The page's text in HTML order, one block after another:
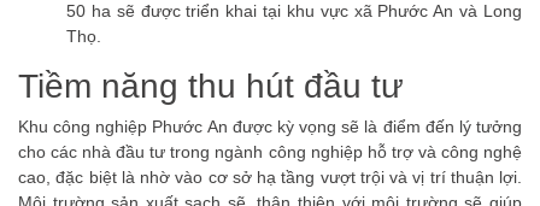
50 ha sẽ được triển khai tại khu vực xã Phước An và Long
Thọ.
Tiềm năng thu hút đầu tư
Khu công nghiệp Phước An được kỳ vọng sẽ là điểm đến lý tưởng
cho các nhà đầu tư trong ngành công nghiệp hỗ trợ và công nghệ
cao, đặc biệt là nhờ vào cơ sở hạ tầng vượt trội và vị trí thuận lợi.